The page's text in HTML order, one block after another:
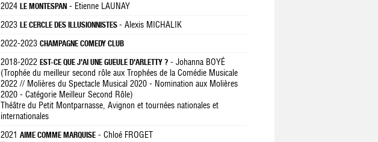
2024 LE MONTESPAN - Etienne LAUNAY
2023 LE CERCLE DES ILLUSIONNISTES - Alexis MICHALIK
2022-2023 CHAMPAGNE COMEDY CLUB
2018-2022 EST-CE QUE J'AI UNE GUEULE D'ARLETTY ? - Johanna BOYÉ
(Trophée du meilleur second rôle aux Trophées de la Comédie Musicale
2022 // Molières du Spectacle Musical 2020 - Nomination aux Molières
2020 - Catégorie Meilleur Second Rôle)
Théâtre du Petit Montparnasse, Avignon et tournées nationales et
internationales
2021 AIME COMME MARQUISE - Chloé FROGET